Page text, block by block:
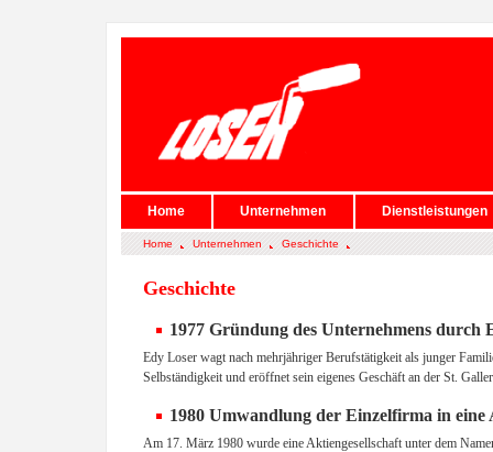
Home Unternehmen Dienstleistungen
Home Unternehmen Geschichte
Geschichte
1977 Gründung des Unternehmens durch
Edy Loser wagt nach mehrjähriger Berufstätigkeit als junger
Selbständigkeit und eröffnet sein eigenes Geschäft an der St.
1980 Umwandlung der Einzelfirma in eine
Am 17. März 1980 wurde eine Aktiengesellschaft unter dem